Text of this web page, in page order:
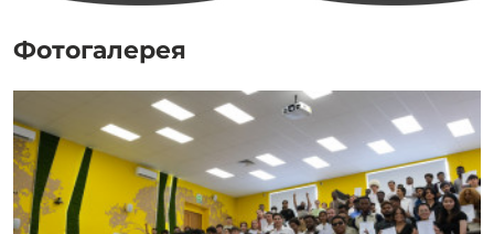
Фотогалерея